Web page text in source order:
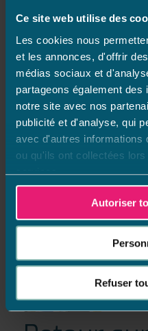
Ce site web utilise des
Les cookies nous
et les annonces, d'offrir
médias sociaux et
partageons également
notre site avec nos
publicité et d'analyse, qui
avec d'autres informations
ou qu'ils ont collectées
services.
Autoriser
Refuser
Aquifolies
2025
29 septembre 2025 / dans
La campagne est d’une
Aquifolies d’automne
sur les univers
Lire la suite